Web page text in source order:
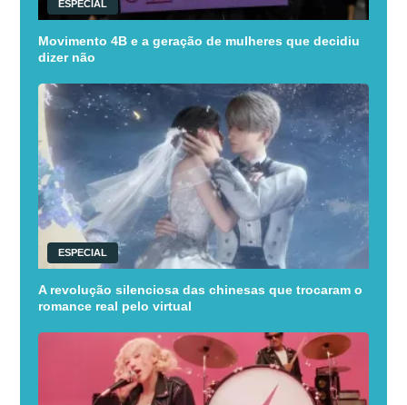
ESPECIAL
Movimento 4B e a geração de mulheres que decidiu
dizer não
ESPECIAL
A revolução silenciosa das chinesas que trocaram o
romance real pelo virtual